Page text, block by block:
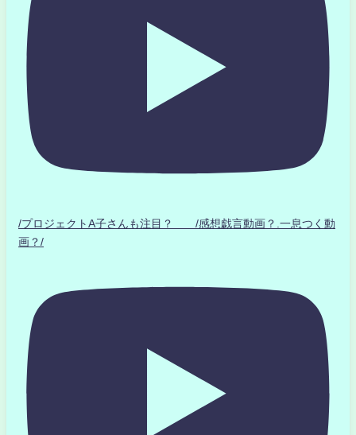
/プロジェクトA子さんも注目？ /感想戯言動画？.一息つく動
画？/